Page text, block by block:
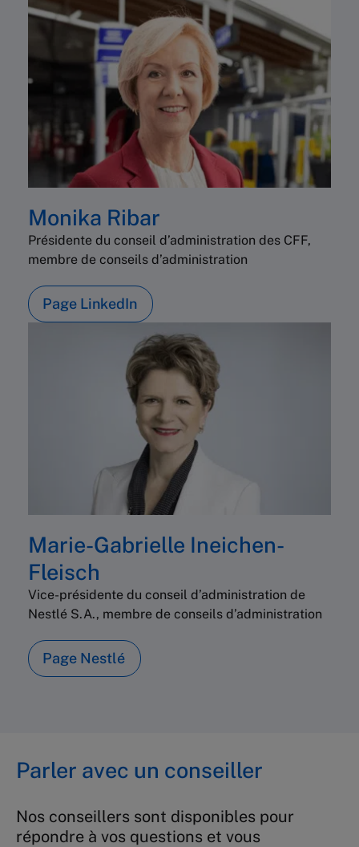
Monika Ribar
Présidente du conseil d’administration des CFF,
membre de conseils d’administration
Page LinkedIn
Marie-Gabrielle Ineichen-
Fleisch
Vice-présidente du conseil d’administration de
Nestlé S.A., membre de conseils d’administration
Page Nestlé
Parler avec un conseiller
Nos conseillers sont disponibles pour
répondre à vos questions et vous